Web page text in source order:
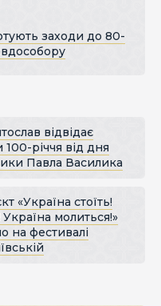
заходи до 80-
відвідає
річчя від дня
Павла Василика
«Україна стоїть!
молиться!»
на фестивалі